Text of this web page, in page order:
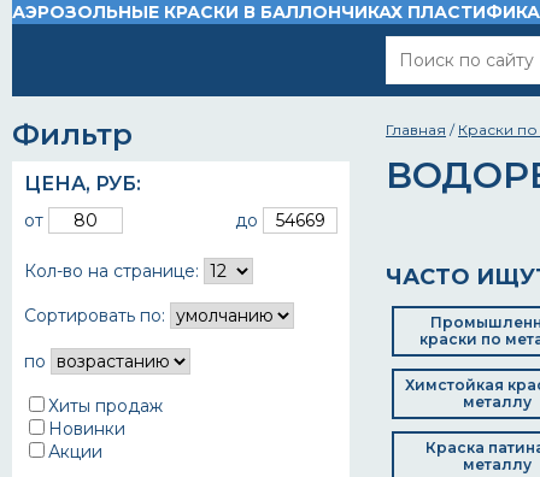
АЭРОЗОЛЬНЫЕ КРАСКИ В БАЛЛОНЧИКАХ
Фильтр
ЦЕНА, РУБ:
от до
Кол-во на странице:
Сортировать по:
по
Хиты продаж
Новинки
Акции
Главная / Краски
ЧАСТО
краски по
Химстойкая
металлу
Краска
металлу